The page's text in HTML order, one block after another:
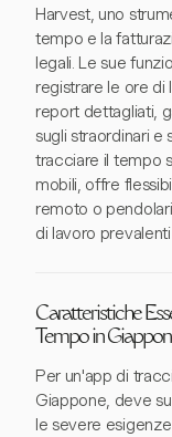
Harvest, uno
tempo e la
legali. Le sue
registrare le ore
report dettagliati,
sugli straordinari e
tracciare il tempo
mobili, offre
remoto o
di lavoro
Caratteristiche
Tempo in
Per un'app di
Giappone, deve
le severe